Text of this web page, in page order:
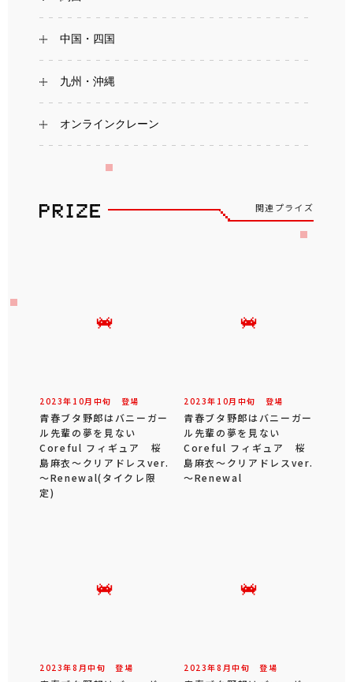
中国・四国
九州・沖縄
オンラインクレーン
関連プライズ
2023年 10月 中旬 登場
青春ブタ野郎はバニーガー
ル先輩の夢を見ない
Coreful フィギュア 桜
島麻衣～クリアドレスver.
～Renewal(タイクレ限
定)
2023年 10月 中旬 登場
青春ブタ野郎はバニーガー
ル先輩の夢を見ない
Coreful フィギュア 桜
島麻衣～クリアドレスver.
～Renewal
2023年8 月中旬 登場 2023年8 月中旬 登場